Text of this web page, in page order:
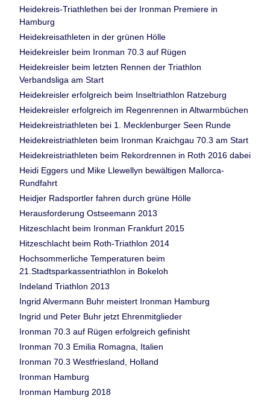
Heidekreis-Triathlethen bei der Ironman Premiere in
Hamburg
Heidekreisathleten in der grünen Hölle
Heidekreisler beim Ironman 70.3 auf Rügen
Heidekreisler beim letzten Rennen der Triathlon
Verbandsliga am Start
Heidekreisler erfolgreich beim Inseltriathlon Ratzeburg
Heidekreisler erfolgreich im Regenrennen in Altwarmbüchen
Heidekreistriathleten bei 1. Mecklenburger Seen Runde
Heidekreistriathleten beim Ironman Kraichgau 70.3 am Start
Heidekreistriathleten beim Rekordrennen in Roth 2016 dabei
Heidi Eggers und Mike Llewellyn bewältigen Mallorca-
Rundfahrt
Heidjer Radsportler fahren durch grüne Hölle
Herausforderung Ostseemann 2013
Hitzeschlacht beim Ironman Frankfurt 2015
Hitzeschlacht beim Roth-Triathlon 2014
Hochsommerliche Temperaturen beim
21.Stadtsparkassentriathlon in Bokeloh
Indeland Triathlon 2013
Ingrid Alvermann Buhr meistert Ironman Hamburg
Ingrid und Peter Buhr jetzt Ehrenmitglieder
Ironman 70.3 auf Rügen erfolgreich gefinisht
Ironman 70.3 Emilia Romagna, Italien
Ironman 70.3 Westfriesland, Holland
Ironman Hamburg
Ironman Hamburg 2018